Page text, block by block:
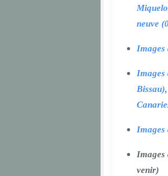
neuve
Images
Images
Images
Images
venir)